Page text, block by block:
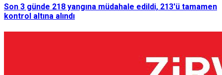
Son 3 günde 218 yangına müdahale edildi, 213'ü tamamen
kontrol altına alındı